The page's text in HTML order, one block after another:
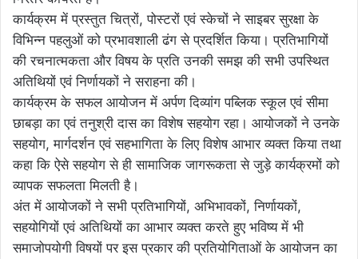
कार्यक्रम में प्रस्तुत चित्रों, पोस्टरों एवं स्केचों ने साइबर सुरक्षा के
विभिन्न पहलुओं को प्रभावशाली ढंग से प्रदर्शित किया। प्रतिभागियों
की रचनात्मकता और विषय के प्रति उनकी समझ की सभी उपस्थित
अतिथियों एवं निर्णायकों ने सराहना की।
कार्यक्रम के सफल आयोजन में अर्पण दिव्यांग पब्लिक स्कूल एवं सीमा
छाबड़ा का एवं तनुश्री दास का विशेष सहयोग रहा। आयोजकों ने उनके
सहयोग, मार्गदर्शन एवं सहभागिता के लिए विशेष आभार व्यक्त किया तथा
कहा कि ऐसे सहयोग से ही सामाजिक जागरूकता से जुड़े कार्यक्रमों को
व्यापक सफलता मिलती है।
अंत में आयोजकों ने सभी प्रतिभागियों, अभिभावकों, निर्णायकों,
सहयोगियों एवं अतिथियों का आभार व्यक्त करते हुए भविष्य में भी
समाजोपयोगी विषयों पर इस प्रकार की प्रतियोगिताओं के आयोजन का